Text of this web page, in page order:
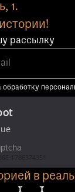
1.
рассылку
в